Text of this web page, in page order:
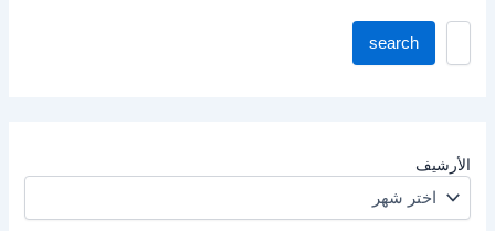
ا
search
الأرشيف